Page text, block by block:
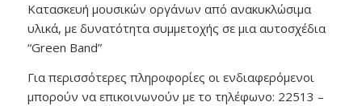
Κατασκευή μουσικών οργάνων από ανακυκλώσιμα
υλικά, με δυνατότητα συμμετοχής σε μια αυτοσχέδια
“Green Band”
Για περισσότερες πληροφορίες οι ενδιαφερόμενοι
μπορούν να επικοινωνούν με το τηλέφωνο: 22513 –